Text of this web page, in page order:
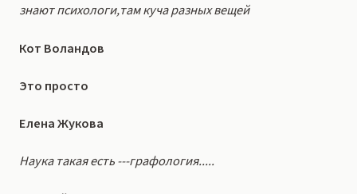
знают психологи,там куча разных вещей
Кот Воландов
Это просто
Елена Жукова
Наука такая есть ---графология.....